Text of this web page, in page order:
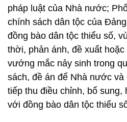
pháp luật của Nhà nước;
chính sách dân tộc của
đồng bào dân tộc thiểu số,
thời, phản ánh, đề xuất
vướng mắc nảy sinh trong
sách, đề án để Nhà nước
tiếp thu điều chỉnh, bổ sung,
với đồng bào dân tộc thiểu